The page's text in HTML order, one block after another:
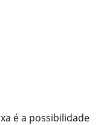
é a possibilidade